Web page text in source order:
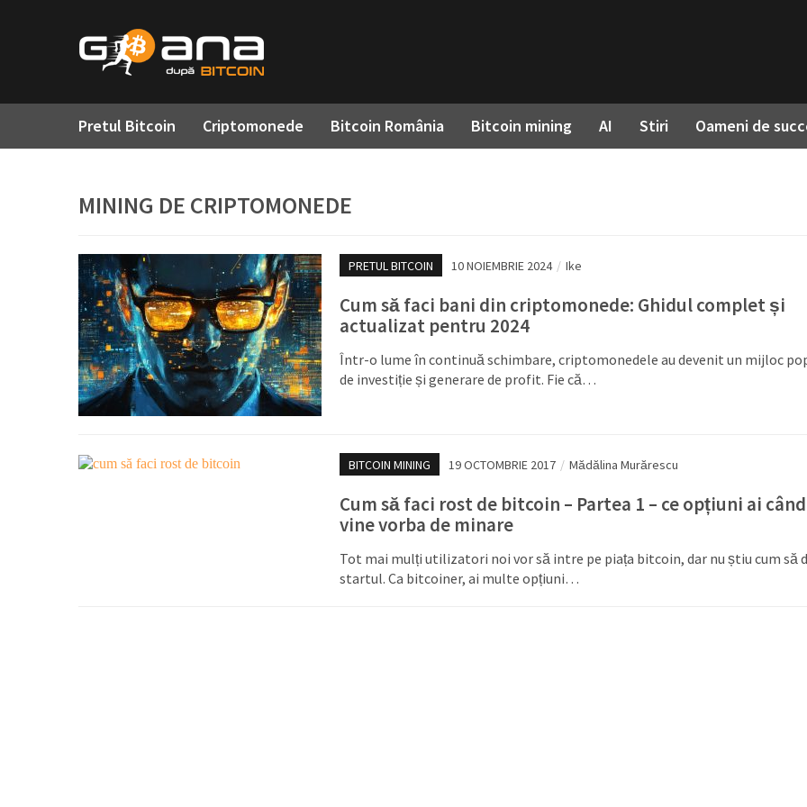
Pretul Bitcoin Criptomonede Bitcoin România Bitcoin mining AI Stiri Oameni de
MINING DE CRIPTOMONEDE
PRETUL BITCOIN 10 NOIEMBRIE 2024 / Ike
Cum să faci bani din criptomonede: Ghidul complet și
actualizat pentru 2024
Într-o lume în continuă schimbare, criptomonedele au devenit un mijloc
de investiție și generare de profit. Fie că…
BITCOIN MINING 19 OCTOMBRIE 2017 / Mădălina Murărescu
Cum să faci rost de bitcoin – Partea 1 – ce opțiuni ai când
vine vorba de minare
Tot mai mulți utilizatori noi vor să intre pe piața bitcoin, dar nu știu cum să
startul. Ca bitcoiner, ai multe opțiuni…